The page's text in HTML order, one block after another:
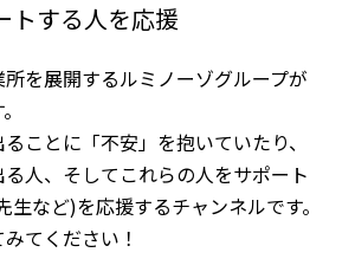
トする人を応援
を展開するルミノーゾグループが
ことに「不安」を抱いていたり、
人、そしてこれらの人をサポート
生など)を応援するチャンネルです。
てください！